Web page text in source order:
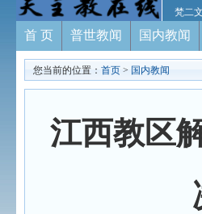
梵二
首 页 普世教闻 国内教闻
您当前的位置： 首页 > 国内教闻
江西教区